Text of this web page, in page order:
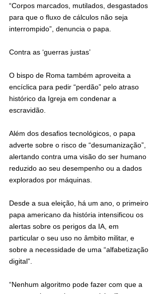
“Corpos marcados, mutilados, desgastados
para que o fluxo de cálculos não seja
interrompido”, denuncia o papa.
Contra as ‘guerras justas’
O bispo de Roma também aproveita a
encíclica para pedir “perdão” pelo atraso
histórico da Igreja em condenar a
escravidão.
Além dos desafios tecnológicos, o papa
adverte sobre o risco de “desumanização”,
alertando contra uma visão do ser humano
reduzido ao seu desempenho ou a dados
explorados por máquinas.
Desde a sua eleição, há um ano, o primeiro
papa americano da história intensificou os
alertas sobre os perigos da IA, em
particular o seu uso no âmbito militar, e
sobre a necessidade de uma “alfabetização
digital”.
“Nenhum algoritmo pode fazer com que a